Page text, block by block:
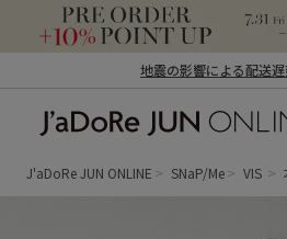
地震の影響による配送
ン オンライン）
J'aDoRe JUN ONLINE SNaP/Me VIS